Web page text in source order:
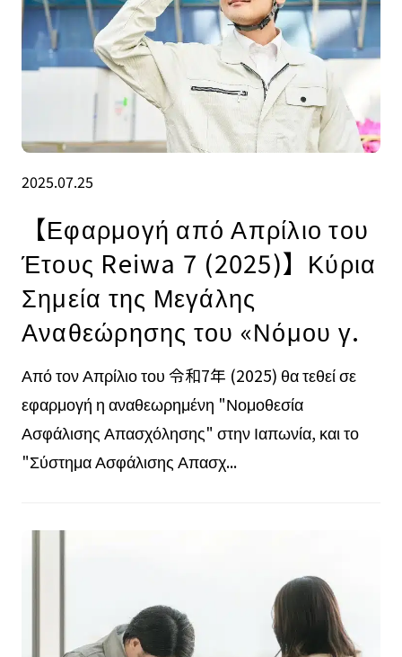
2025.07.25
【Εφαρμογή από Απρίλιο του
Έτους Reiwa 7 (2025)】Κύρια
Σημεία της Μεγάλης
Αναθεώρησης του «Νόμου γ.
Από τον Απρίλιο του 令和7年 (2025) θα τεθεί σε
εφαρμογή η αναθεωρημένη "Νομοθεσία
Ασφάλισης Απασχόλησης" στην Ιαπωνία, και το
"Σύστημα Ασφάλισης Απασχ...